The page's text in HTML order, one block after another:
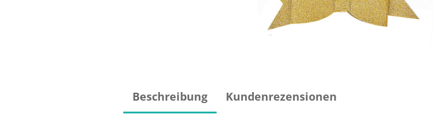
Beschreibung Kundenrezensionen